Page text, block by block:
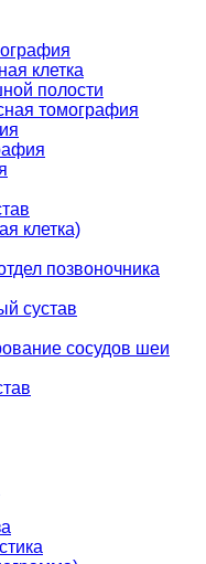
клетка
полости
томография
клетка)
позвоночника
сустав
сосудов шеи